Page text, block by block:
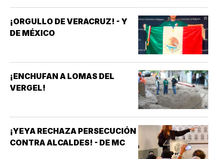
¡ORGULLO DE VERACRUZ! - Y
DE MÉXICO
¡ENCHUFAN A LOMAS DEL
VERGEL!
¡YEYA RECHAZA PERSECUCIÓN
CONTRA ALCALDES! - DE MC